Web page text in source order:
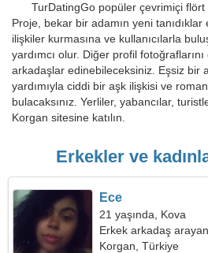
TurDatingGo popüler çevrimiçi flört
Proje, bekar bir adamın yeni
ilişkiler kurmasına ve kullanıcılarla
yardımcı olur. Diğer profil
arkadaşlar edinebileceksiniz. Eşsiz bir
yardımıyla ciddi bir aşk ilişkisi ve
bulacaksınız. Yerliler, yabancılar,
Korgan sitesine katılın.
Erkekler ve
Ece
21 yaşında, Kova
Erkek arkadaş
Korgan, Türkiye